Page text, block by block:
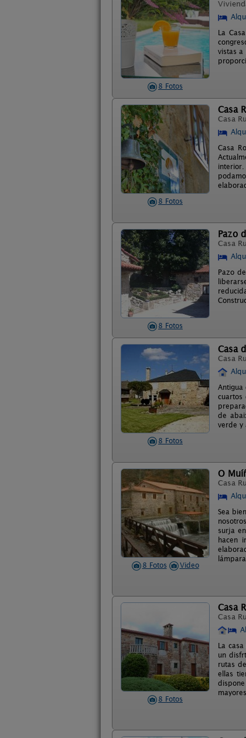
8 Fotos
La
vistas a
8 Fotos
Casa
Casa
Casa
8 Fotos
Pazo
Casa
Pazo
8 Fotos
Casa
Casa
Antigua
cuartos
de
verde y
8 Fotos Video
O
Casa
Sea
surja
hacen
8 Fotos
Casa
Casa
La
un
rutas
ellas
mayores.